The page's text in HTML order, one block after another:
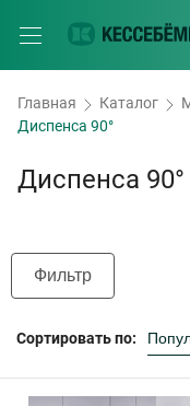
Главная Каталог
Диспенса 90°
Диспенса 90°
Фильтр
Сортировать по: